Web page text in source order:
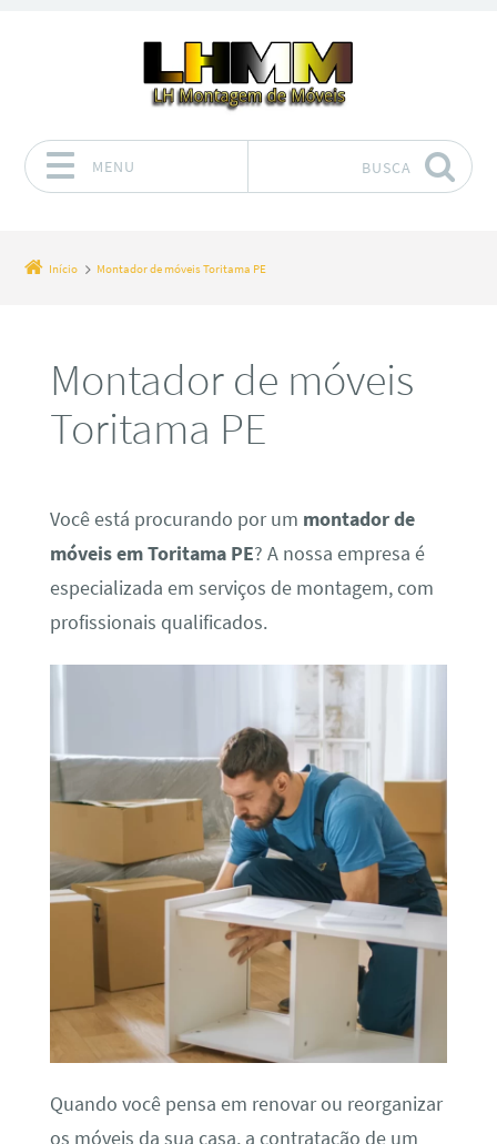
MENU BUSCA
Início Montador de móveis Toritama PE
Montador de móveis
Toritama PE
Você está procurando por um montador de
móveis em Toritama PE? A nossa empresa é
especializada em serviços de montagem, com
profissionais qualificados.
Quando você pensa em renovar ou reorganizar
os móveis da sua casa, a contratação de um